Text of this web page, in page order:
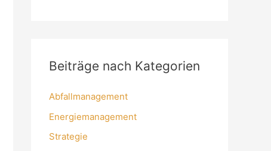
Beiträge nach Kategorien
Abfallmanagement
Energiemanagement
Strategie